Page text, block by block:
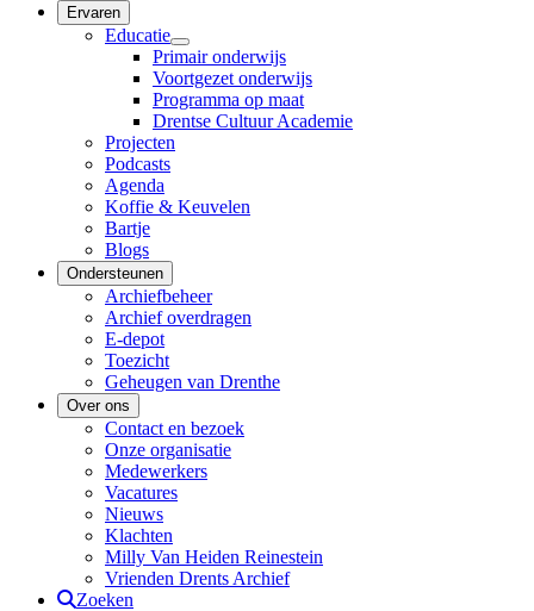
Ervaren
Educatie
Primair onderwijs
Voortgezet onderwijs
Programma op maat
Drentse Cultuur Academie
Projecten
Podcasts
Agenda
Koffie & Keuvelen
Bartje
Blogs
Ondersteunen
Archiefbeheer
Archief overdragen
E-depot
Toezicht
Geheugen van Drenthe
Over ons
Contact en bezoek
Onze organisatie
Medewerkers
Vacatures
Nieuws
Klachten
Milly Van Heiden Reinestein
Vrienden Drents Archief
Zoeken